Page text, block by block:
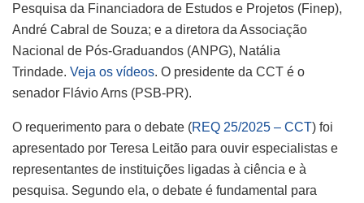
Pesquisa da Financiadora de Estudos e Projetos (Finep),
André Cabral de Souza; e a diretora da Associação
Nacional de Pós-Graduandos (ANPG), Natália
Trindade. Veja os vídeos. O presidente da CCT é o
senador Flávio Arns (PSB-PR).
O requerimento para o debate (REQ 25/2025 – CCT) foi
apresentado por Teresa Leitão para ouvir especialistas e
representantes de instituições ligadas à ciência e à
pesquisa. Segundo ela, o debate é fundamental para